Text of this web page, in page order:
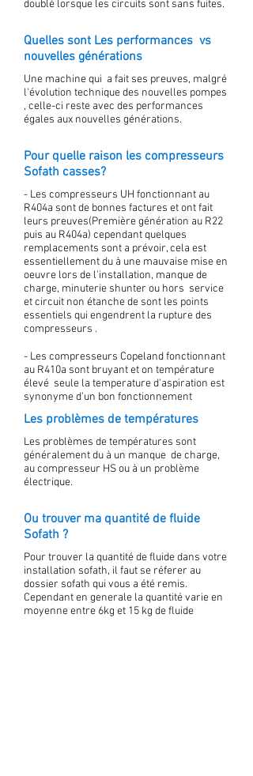
doublé lorsque les circuits sont sans fuites.
Quelles sont Les performances vs
nouvelles générations
Une machine qui a fait ses preuves, malgré
l'évolution technique des nouvelles pompes
, celle-ci reste avec des performances
égales aux nouvelles générations.
Pour quelle raison les compresseurs
Sofath casses?
- Les compresseurs UH fonctionnant au
R404a sont de bonnes factures et ont fait
leurs preuves(Première génération au R22
puis au R404a) cependant quelques
remplacements sont a prévoir, cela est
essentiellement du à une mauvaise mise en
oeuvre lors de l'installation, manque de
charge, minuterie shunter ou hors service
et circuit non étanche de sont les points
essentiels qui engendrent la rupture des
compresseurs .
- Les compresseurs Copeland fonctionnant
au R410a sont bruyant et on température
élevé seule la temperature d'aspiration est
synonyme d'un bon fonctionnement
Les problèmes de températures
Les problèmes de températures sont
généralement du à un manque de charge,
au compresseur HS ou à un problème
électrique.
Ou trouver ma quantité de fluide
Sofath ?
Pour trouver la quantité de fluide dans votre
installation sofath, il faut se réferer au
dossier sofath qui vous a été remis.
Cependant en generale la quantité varie en
moyenne entre 6kg et 15 kg de fluide